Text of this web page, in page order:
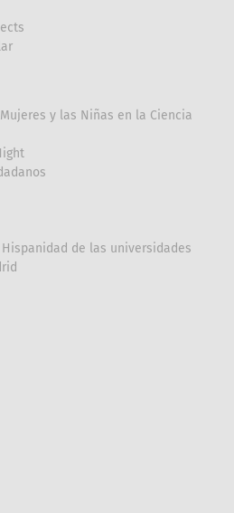
y las Niñas en la Ciencia
de las universidades